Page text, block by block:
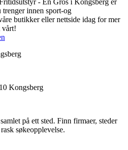
trenger innen sport-og
butikker eller nettside idag for mer
vårt!
Kongsberg
på ett sted. Finn firmaer, steder
søkeopplevelse.